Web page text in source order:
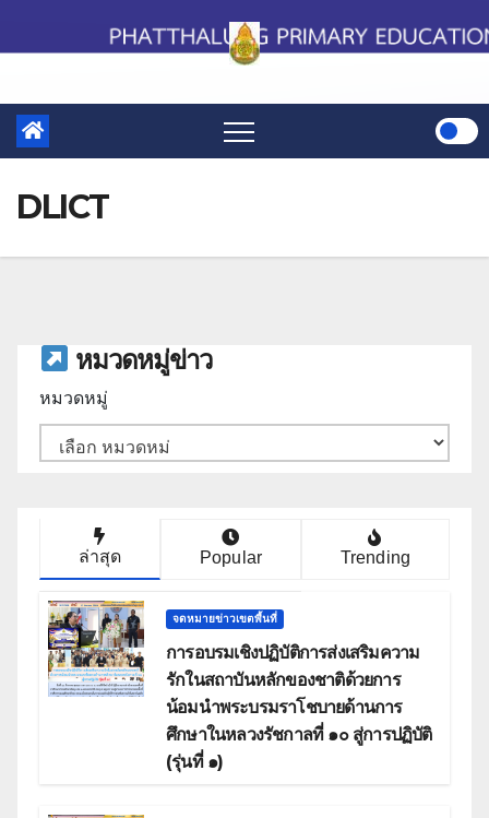
DLICT
หมวดหมู่ข่าว
หมวดหมู่
ล่าสุด Popular Trending
จดหมายข่าวเขตพื้นที่
การอบรมเชิงปฏิบัติการส่งเสริมความ
รักในสถาบันหลักของชาติด้วยการ
น้อมนำพระบรมราโชบายด้านการ
ศึกษาในหลวงรัชกาลที่ ๑๐ สู่การปฏิบัติ
(รุ่นที่ ๑)